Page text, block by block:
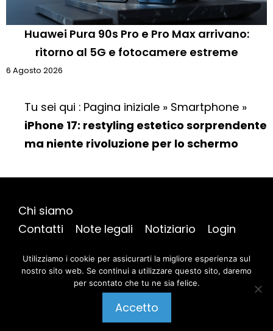
Huawei Pura 90s Pro e Pro Max arrivano:
ritorno al 5G e fotocamere estreme
6 Agosto 2026
Tu sei qui : Pagina iniziale » Smartphone »
iPhone 17: restyling estetico sorprendente
ma niente rivoluzione per lo schermo
Chi siamo
Contatti
Note legali Notiziario
Login
@ 2026 | Tutti i diritti riservati |
Pubblica un commento
Utilizziamo i cookie per assicurarti la migliore esperienza sul
nostro sito web. Se continui a utilizzare questo sito, daremo
per scontato che tu ne sia felice.
Accetto